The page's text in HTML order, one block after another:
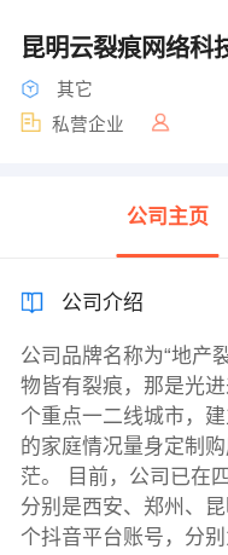
昆明云裂痕网络科
其它
私营企业
公司主页
公司介绍
公司品牌名称为“地产
物皆有裂痕，那是光
个重点一二线城市，
的家庭情况量身定制
茫。 目前，公司已在
分别是西安、郑州、
个抖音平台账号，分